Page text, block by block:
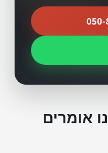
050-
אומרים